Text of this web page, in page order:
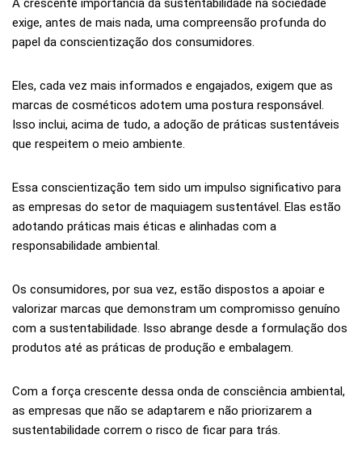
A crescente importância da sustentabilidade na sociedade
exige, antes de mais nada, uma compreensão profunda do
papel da conscientização dos consumidores.
Eles, cada vez mais informados e engajados, exigem que as
marcas de cosméticos adotem uma postura responsável.
Isso inclui, acima de tudo, a adoção de práticas sustentáveis
que respeitem o meio ambiente.
Essa conscientização tem sido um impulso significativo para
as empresas do setor de maquiagem sustentável. Elas estão
adotando práticas mais éticas e alinhadas com a
responsabilidade ambiental.
Os consumidores, por sua vez, estão dispostos a apoiar e
valorizar marcas que demonstram um compromisso genuíno
com a sustentabilidade. Isso abrange desde a formulação dos
produtos até as práticas de produção e embalagem.
Com a força crescente dessa onda de consciência ambiental,
as empresas que não se adaptarem e não priorizarem a
sustentabilidade correm o risco de ficar para trás.